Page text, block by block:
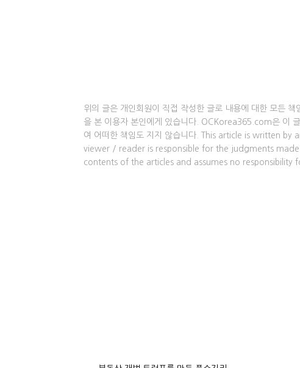
위의 글은 개인회원이 직접 작성한 글로 내용에 대한 모든
을 본 이용자 본인에게 있습니다. OCKorea365.com은 이
여 어떠한 책임도 지지 않습니다. This article is written
viewer / reader is responsible for the judgments
contents of the articles and assumes no responsibility